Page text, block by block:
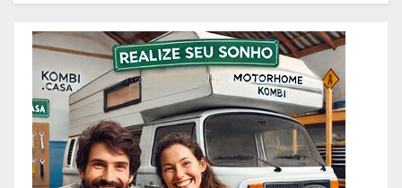
experiência desde 1978 e são
conhecidos por seus serviços de
qualidade em BH. Você pode
contatá-los pelos telefones 31
3473-2000, 3357-1961 ou
98687-2000 se você está
pensando em reformar ou pintar